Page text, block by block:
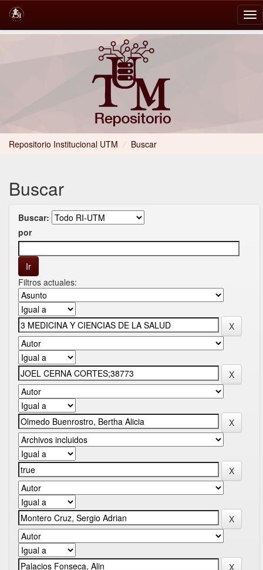
Repositorio Institucional UTM / Buscar
Buscar
Buscar:
por
Filtros actuales: